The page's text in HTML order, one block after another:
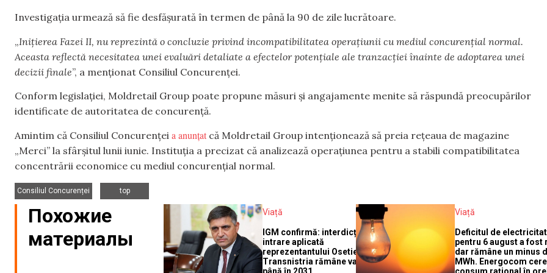
Investigația urmează să fie desfășurată în termen de până la 90 de zile lucrătoare.
„Inițierea Fazei II, nu reprezintă o concluzie privind incompatibilitatea operațiunii cu mediul concurențial normal.
Aceasta reflectă necesitatea unei evaluări detaliate a efectelor potențiale ale tranzacției înainte de adoptarea unei
decizii finale”, a menționat Consiliul Concurenței.
Conform legislației, Moldretail Group poate propune măsuri și angajamente menite să răspundă preocupărilor
identificate de autoritatea de concurență.
Amintim că Consiliul Concurenței a anunțat că Moldretail Group intenționează să preia rețeaua de magazine
„Merci” la sfârșitul lunii iunie. Instituția a precizat că analizează operațiunea pentru a stabili compatibilitatea
concentrării economice cu mediul concurenţial normal.
Consiliul Concurenței
top
Похожие
материалы
Viață
IGM confirmă: interdicția de
intrare aplicată
reprezentantului Osetiei în
Transnistria rămâne valabilă
Viață
Deficitul de
pentru 6 august a fost
dar rămâne un minus
MWh. Energocom cere